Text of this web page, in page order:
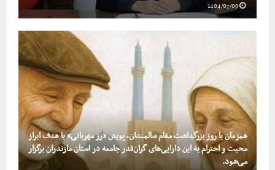
1404/07/09
همزمان با روز بزرگداشت مقام سالمندان، پویش «رز مهربانی» با هدف ابراز
محبت و احترام به این دارایی‌های گران‌قدر جامعه در استان مازندران برگزار
می‌شود.